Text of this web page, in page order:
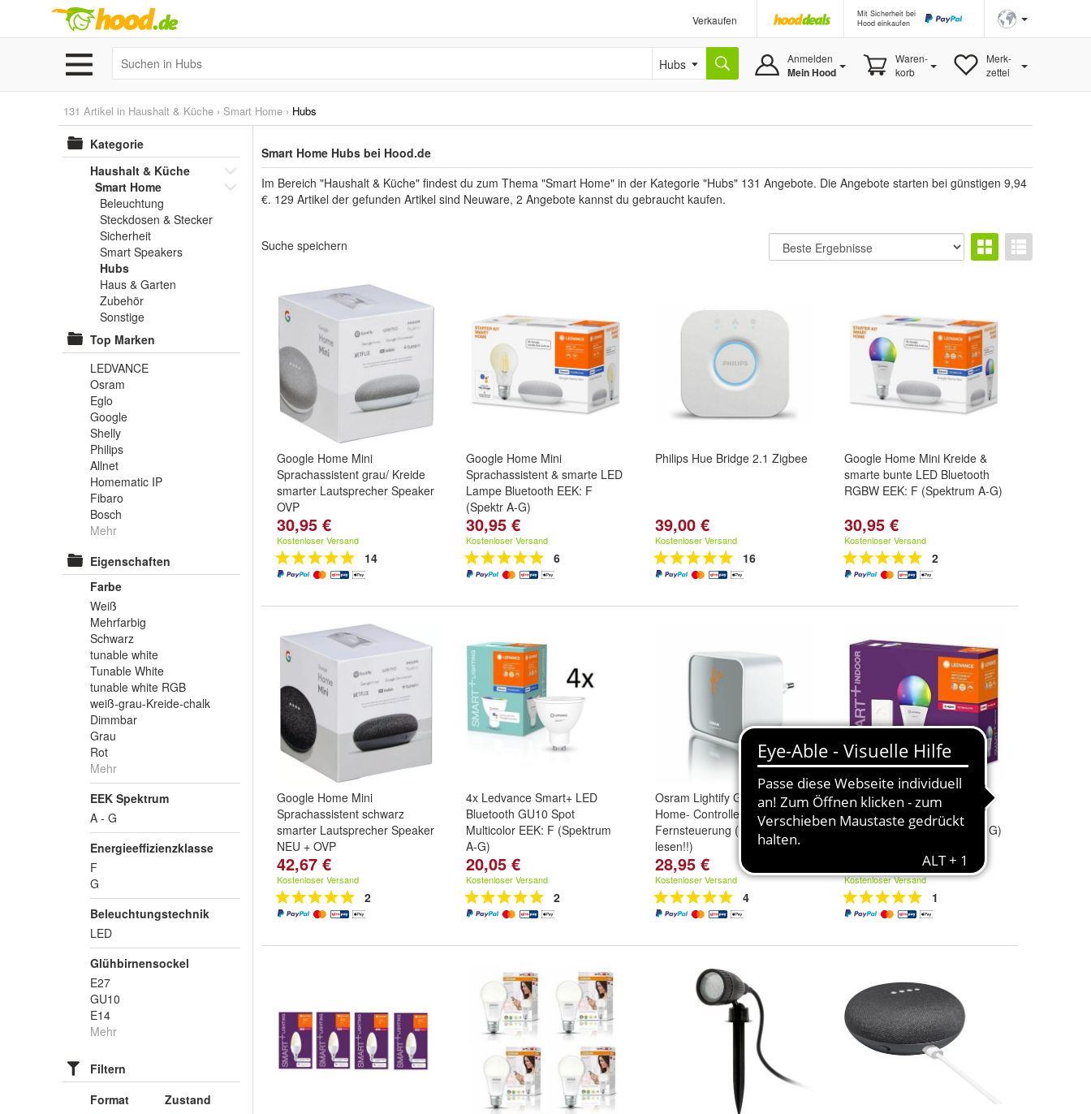
Verkaufen
Mit Sicherheit bei
Hood einkaufen
Hubs Anmelden
Mein Hood
Waren-
korb
Merk-
zettel
131 Artikel in Haushalt & Küche › Smart Home › Hubs
Kategorie
Haushalt & Küche
Smart Home
Beleuchtung
Steckdosen & Stecker
Sicherheit
Smart Speakers
Hubs
Haus & Garten
Zubehör
Sonstige
Top Marken
LEDVANCE
Osram
Eglo
Google
Shelly
Philips
Allnet
Homematic IP
Fibaro
Bosch
Mehr
Eigenschaften
Farbe
Weiß
Mehrfarbig
Schwarz
tunable white
Tunable White
tunable white RGB
weiß-grau-Kreide-chalk
Dimmbar
Grau
Rot
Mehr
EEK Spektrum
A - G
Energieeffizienzklasse
F
G
Beleuchtungstechnik
LED
Glühbirnensockel
E27
GU10
E14
Mehr
Filtern
Format
Zustand
Smart Home Hubs bei Hood.de
Im Bereich "Haushalt & Küche" findest du zum Thema "Smart Home" in der Kategorie "Hubs" 131 Angebote. Die Angebote starten bei günstigen 9,94
€. 129 Artikel der gefunden Artikel sind Neuware, 2 Angebote kannst du gebraucht kaufen.
Suche speichern
Google Home Mini
Sprachassistent grau/ Kreide
smarter Lautsprecher Speaker
OVP
30,95 €
Kostenloser Versand
14
Google Home Mini
Sprachassistent & smarte LED
Lampe Bluetooth EEK: F
(Spektr A-G)
30,95 €
Kostenloser Versand
6
Philips Hue Bridge 2.1 Zigbee
39,00 €
Kostenloser Versand
16
Google Home Mini Kreide &
smarte bunte LED Bluetooth
RGBW EEK: F (Spektrum A-G)
30,95 €
Kostenloser Versand
2
Google Home Mini
Sprachassistent schwarz
smarter Lautsprecher Speaker
NEU + OVP
42,67 €
Kostenloser Versand
2
4x Ledvance Smart+ LED
Bluetooth GU10 Spot
Multicolor EEK: F (Spektrum
A-G)
20,05 €
Kostenloser Versand
2
Osram Lightify Gateway
Home- Controller zur
Fernsteuerung (Beschreibung
lesen!!)
28,95 €
Kostenloser Versand
4
Ledvance Smart+ RGB LED
mit Fernbedienung ZigBee
E27 EEK F (Spektrum A bis G)
Kostenloser Versand
1